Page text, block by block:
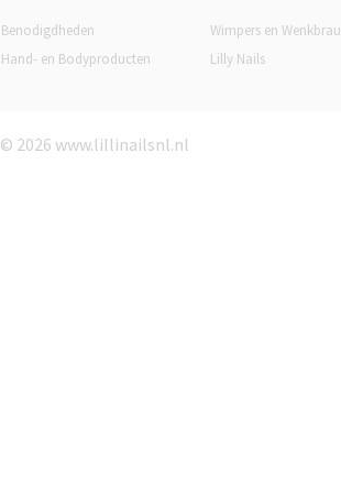
Benodigdheden
Hand- en Bodyproducten
Wimpers en
Lilly Nails
© 2026 www.lillinailsnl.nl